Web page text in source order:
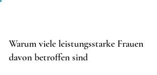
Warum viele leistungsstarke Frauen
davon betroffen sind